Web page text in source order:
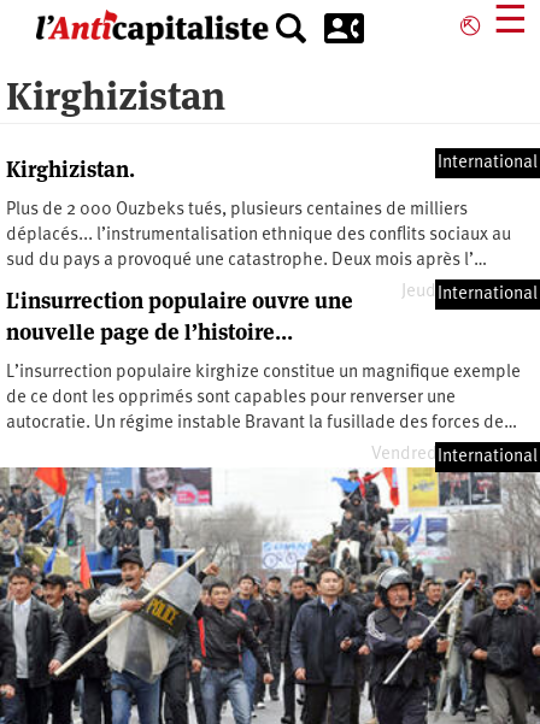
principal
⎋ ☰
Kirghizistan
International
Kirghizistan.
Plus de 2 000 Ouzbeks tués, plusieurs centaines de milliers
déplacés... l’instrumentalisation ethnique des conflits sociaux au
sud du pays a provoqué une catastrophe. Deux mois après l’…
Jeudi 24 juin 2010
International
L'insurrection populaire ouvre une
nouvelle page de l’histoire…
L’insurrection populaire kirghize constitue un magnifique exemple
de ce dont les opprimés sont capables pour renverser une
autocratie. Un régime instable Bravant la fusillade des forces de…
Vendredi 14 mai 2010
International